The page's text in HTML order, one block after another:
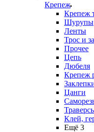
Крепеж
Крепеж
Шурупы
Ленты
Трос и
Прочее
Цепь
Дюбеля
Крепеж
Цанги
Клей,
Ещё 3